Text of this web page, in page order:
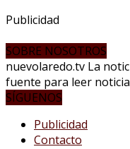
Publicidad
SOBRE NOSOTROS
nuevolaredo.tv La
fuente para leer
SÍGUENOS
Publicidad
Contacto